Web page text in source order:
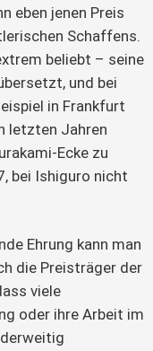
eben jenen Preis
Schaffens.
beliebt – seine
und bei
in Frankfurt
letzten Jahren
Ecke zu
bei Ishiguro nicht
Ehrung kann man
die Preisträger der
viele
oder ihre Arbeit im